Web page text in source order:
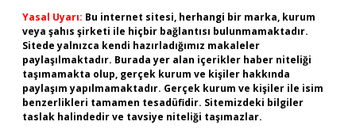
Yasal Uyarı: Bu internet sitesi, herhangi bir marka, kurum
veya şahıs şirketi ile hiçbir bağlantısı bulunmamaktadır.
Sitede yalnızca kendi hazırladığımız makaleler
paylaşılmaktadır. Burada yer alan içerikler haber niteliği
taşımamakta olup, gerçek kurum ve kişiler hakkında
paylaşım yapılmamaktadır. Gerçek kurum ve kişiler ile isim
benzerlikleri tamamen tesadüfidir. Sitemizdeki bilgiler
taslak halindedir ve tavsiye niteliği taşımazlar.